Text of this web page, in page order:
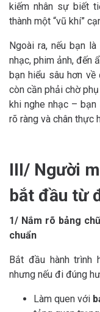
kiếm nhân sự biết
thành một “vũ khí”
Ngoài ra, nếu bạn
nhạc, phim ảnh, đến
bạn hiểu sâu hơn
còn cần phải chờ
khi nghe nhạc –
rõ ràng và chân thực
III/ Người
bắt đầu từ
1/ Nắm rõ bảng
chuẩn
Bắt đầu hành trình
nhưng nếu đi đúng
Làm quen với